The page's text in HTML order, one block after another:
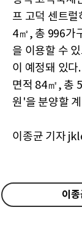
프 고덕 센트
4㎡, 총 996가
을 이용할 수
이 예정돼 있
면적 84㎡, 총
원'을 분양할
이종균 기자
이